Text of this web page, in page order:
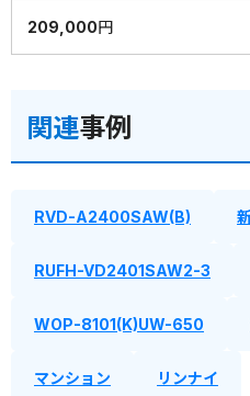
209,000円
関連事例
RVD-A2400SAW(B)
RUFH-VD2401SAW2-3
WOP-8101(K)UW-650
マンション リンナイ